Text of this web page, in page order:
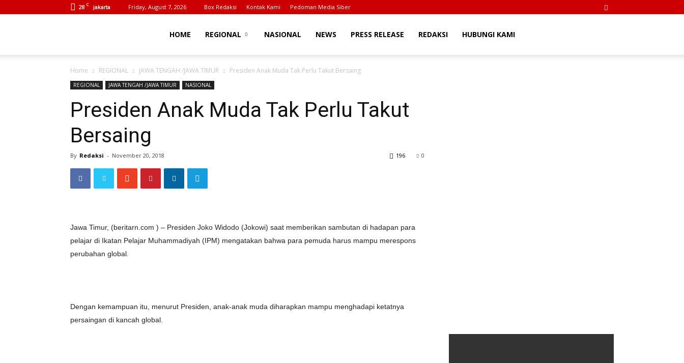
28 C jakarta Friday, August 7, 2026 Box Redaksi Kontak Kami Pedoman Media Siber
HOME REGIONAL NASIONAL NEWS PRESS RELEASE REDAKSI HUBUNGI KAMI
Home REGIONAL JAWA TENGAH /JAWA TIMUR Presiden Anak Muda Tak Perlu Takut Bersaing
REGIONAL JAWA TENGAH /JAWA TIMUR NASIONAL
Presiden Anak Muda Tak Perlu Takut
Bersaing
By Redaksi - November 20, 2018 0
196
Jawa Timur, (beritarn.com ) – Presiden Joko Widodo (Jokowi) saat memberikan sambutan di hadapan para
pelajar di Ikatan Pelajar Muhammadiyah (IPM) mengatakan bahwa para pemuda harus mampu merespons
perubahan global.
Dengan kemampuan itu, menurut Presiden, anak-anak muda diharapkan mampu menghadapi ketatnya
persaingan di kancah global.